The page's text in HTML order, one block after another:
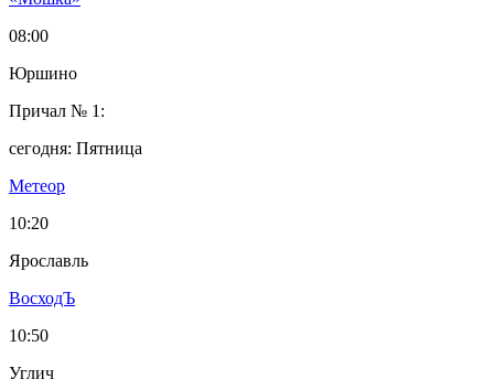
08:00
Юршино
Причал № 1:
сегодня: Пятница
Метеор
10:20
Ярославль
ВосходЪ
10:50
Углич